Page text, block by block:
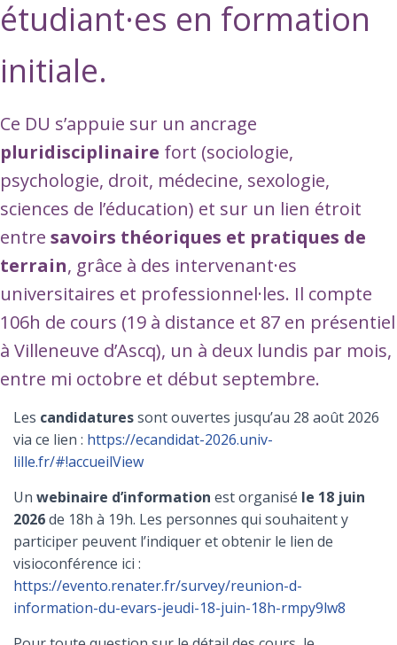
étudiant·es en formation
initiale.
Ce DU s’appuie sur un ancrage
pluridisciplinaire fort (sociologie,
psychologie, droit, médecine, sexologie,
sciences de l’éducation) et sur un lien étroit
entre savoirs théoriques et pratiques de
terrain, grâce à des intervenant·es
universitaires et professionnel·les. Il compte
106h de cours (19 à distance et 87 en présentiel
à Villeneuve d’Ascq), un à deux lundis par mois,
entre mi octobre et début septembre.
Les candidaturessont ouvertes jusqu’au 28 août 2026
via ce lien : https://ecandidat-2026.univ-
lille.fr/#!accueilView
Un webinaire d’information est organisé le 18 juin
2026de 18h à 19h. Les personnes qui souhaitent y
participer peuvent l’indiquer et obtenir le lien de
visioconférence ici :
https://evento.renater.fr/survey/reunion-d-
information-du-evars-jeudi-18-juin-18h-rmpy9lw8